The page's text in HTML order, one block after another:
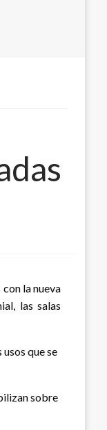
la nueva
las salas
que se
sobre